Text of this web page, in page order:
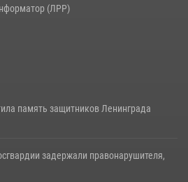
(ЛРР)
память защитников Ленинграда
задержали правонарушителя,